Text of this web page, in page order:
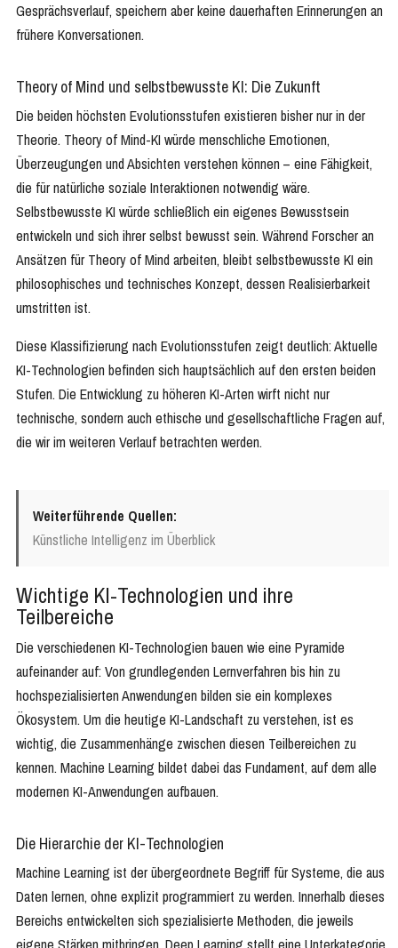
Gesprächsverlauf, speichern aber keine dauerhaften Erinnerungen an
frühere Konversationen.
Theory of Mind und selbstbewusste KI: Die Zukunft
Die beiden höchsten Evolutionsstufen existieren bisher nur in der
Theorie. Theory of Mind-KI würde menschliche Emotionen,
Überzeugungen und Absichten verstehen können – eine Fähigkeit,
die für natürliche soziale Interaktionen notwendig wäre.
Selbstbewusste KI würde schließlich ein eigenes Bewusstsein
entwickeln und sich ihrer selbst bewusst sein. Während Forscher an
Ansätzen für Theory of Mind arbeiten, bleibt selbstbewusste KI ein
philosophisches und technisches Konzept, dessen Realisierbarkeit
umstritten ist.
Diese Klassifizierung nach Evolutionsstufen zeigt deutlich: Aktuelle
KI-Technologien befinden sich hauptsächlich auf den ersten beiden
Stufen. Die Entwicklung zu höheren KI-Arten wirft nicht nur
technische, sondern auch ethische und gesellschaftliche Fragen auf,
die wir im weiteren Verlauf betrachten werden.
Weiterführende Quellen:
Künstliche Intelligenz im Überblick
Wichtige KI-Technologien und ihre
Teilbereiche
Die verschiedenen KI-Technologien bauen wie eine Pyramide
aufeinander auf: Von grundlegenden Lernverfahren bis hin zu
hochspezialisierten Anwendungen bilden sie ein komplexes
Ökosystem. Um die heutige KI-Landschaft zu verstehen, ist es
wichtig, die Zusammenhänge zwischen diesen Teilbereichen zu
kennen. Machine Learning bildet dabei das Fundament, auf dem alle
modernen KI-Anwendungen aufbauen.
Die Hierarchie der KI-Technologien
Machine Learning ist der übergeordnete Begriff für Systeme, die aus
Daten lernen, ohne explizit programmiert zu werden. Innerhalb dieses
Bereichs entwickelten sich spezialisierte Methoden, die jeweils